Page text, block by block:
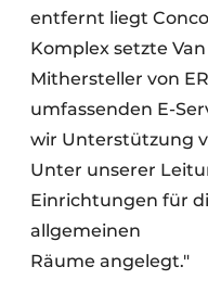
entfernt liegt
Komplex setzte
Mithersteller von
umfassenden E-
wir Unterstützung
Unter unserer
Einrichtungen für
allgemeinen
Räume angelegt."